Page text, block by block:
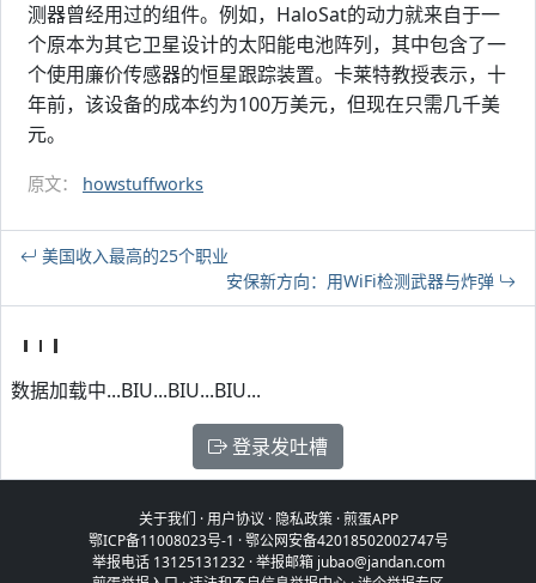
测器曾经用过的组件。例如，HaloSat的动力就来自于一
个原本为其它卫星设计的太阳能电池阵列，其中包含了一
个使用廉价传感器的恒星跟踪装置。卡莱特教授表示，十
年前，该设备的成本约为100万美元，但现在只需几千美
元。
原文： howstuffworks
美国收入最高的25个职业
安保新方向：用WiFi检测武器与炸弹
数据加载中...BIU...BIU...BIU...
登录发吐槽
关于我们 ·用户协议 · 隐私政策·煎蛋APP
鄂ICP备11008023号-1 ·鄂公网安备42018502002747号
举报电话 13125131232 · 举报邮箱 jubao@jandan.com